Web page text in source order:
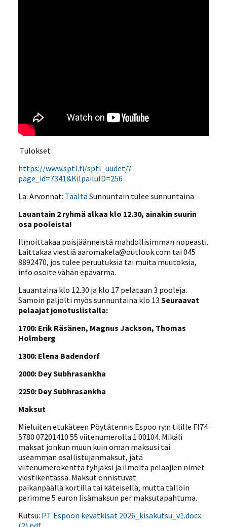
Tulokset
https://www.sptl.fi/sptl_uudet/?
page_id=7341&KilpailuID=256
La: Arvonnat: Täältä Sunnuntain tulee sunnuntaina
Lauantain 2 ryhmä alkaa klo 12.30, ainakin suurin
osa pooleista!
llmoittakaa poisjäänneistä mahdollisimman nopeasti.
Laittakaa viestiä aaromakela@outlook.com tai 045
8892470, jos tulee peruutuksia tai muita muutoksia,
info osoite vähän epävarma.
Lauantaina klo 12.30 ja klo 17 pelataan 3 pooleja.
Samoin paljolti myös sunnuntaina klo 13 Seuraavat
pelaajat jonotuslistalla:
1700: Erik Räsänen, Magnus Jackson, Thomas
Holmberg
1300: Elena Badendorf
2000: Dey Subhrasankha
2250: Dey Subhrasankha
Maksut
Mieluiten etukäteen Pöytätennis Espoo ry:n tilille FI74
5780 07201410 55 viitenumerolla 1 00104. Mikäli
maksat jonkun muun kuin oman maksusi tai
useamman osallistujanmaksut, jätä
viitenumerokenttä tyhjäksi ja ilmoita pelaajien nimet
viestikentässä. Maksut onnistuvat
paikanpäällä kortilla tai käteisellä, mutta tällöin
perimme 5 euron lisämaksun per maksutapahtuma.
Kutsu: PT Espoon kevätkisat 2026_kisakutsu_v1.docx